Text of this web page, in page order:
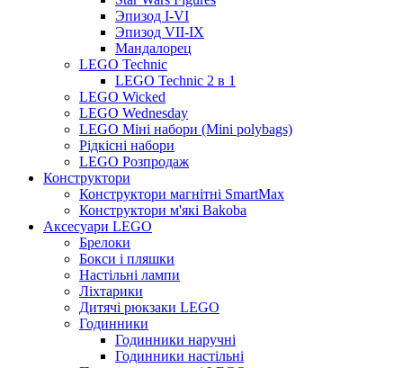
Эпизод I-VI
Эпизод VII-IX
Мандалорец
LEGO Technic
LEGO Technic 2 в 1
LEGO Wicked
LEGO Wednesday
LEGO Міні набори (Mini polybags)
Рідкісні набори
LEGO Розпродаж
Конструктори
Конструктори магнітні SmartMax
Конструктори м'які Bakoba
Аксесуари LEGO
Брелоки
Бокси і пляшки
Настільні лампи
Ліхтарики
Дитячі рюкзаки LEGO
Годинники
Годинники наручні
Годинники настільні